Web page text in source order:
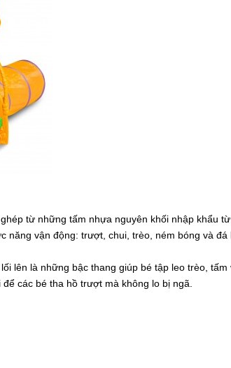
từ những tấm nhựa nguyên khối nhập khẩu từ
năng vận động: trượt, chui, trèo, ném bóng và
lên là những bậc thang giúp bé tập leo trèo,
các bé tha hồ trượt mà không lo bị ngã.